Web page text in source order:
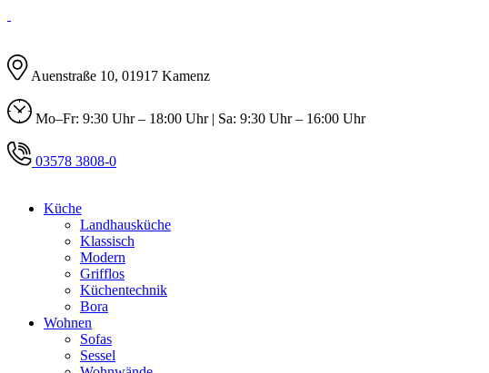
Auenstraße 10, 01917 Kamenz
Mo–Fr: 9:30 Uhr – 18:00 Uhr | Sa: 9:30 Uhr – 16:00 Uhr
03578 3808-0
Küche
Landhausküche
Klassisch
Modern
Grifflos
Küchentechnik
Bora
Wohnen
Sofas
Sessel